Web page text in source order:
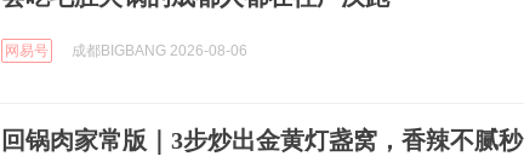
网易号 成都BIGBANG 2026-08-06
回锅肉家常版｜3步炒出金黄灯盏窝，香辣不腻秒